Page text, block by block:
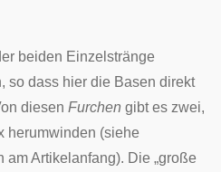
beiden Einzelstränge
so dass hier die Basen direkt
diesen Furchen gibt es zwei,
herumwinden (siehe
Artikelanfang). Die „große